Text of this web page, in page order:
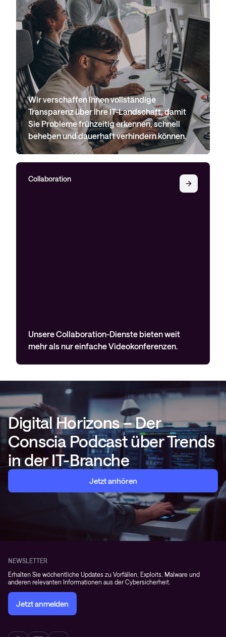
Wir verschaffen Ihnen vollständige
Transparenz über Ihre IT-Landschaft, damit
Sie Probleme frühzeitig erkennen, schnell
beheben und dauerhaft verhindern können.
Collaboration
Unsere Collaboration-Dienste bieten weit
mehr als nur einfache Videokonferenzen.
Digital Horizons – Der
Conscia Podcast über Trends
in der IT-Branche
Jetzt anhören
NEWSLETTER
Erhalten Sie wöchentliche Updates zu Vorfällen, Exploits, Malware und
anderen relevanten Informationen aus der Cybersicherheit.
Jetzt anmelden